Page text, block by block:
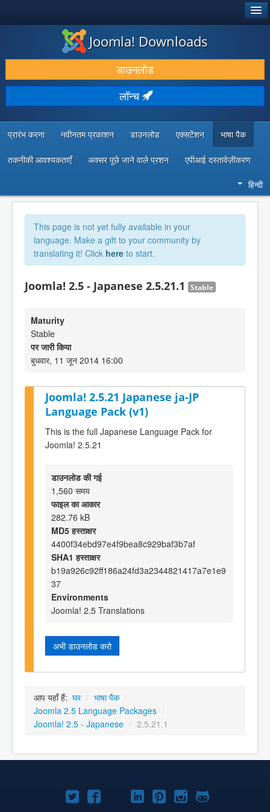
डाउनलोड करें और बढ़ाएं
खोजें और जानें
सामुदायिक समर्थन
डेवलपर संसाधन
Joomla! Downloads
डाउनलोड
लॉन्च
प्रारंभ करना नवीनतम प्रकाशन डाउनलोड एक्सटेंशन भाषा पैक
तकनीकी आवश्यकताएँ अक्सर पूछे जाने वाले प्रशन एपीआई दस्तावेज़ीकरण
हिन्दी
This page is not yet fully available in your
language. Make a gift to your community by
translating it! Click here to start.
Joomla! 2.5 - Japanese 2.5.21.1 Stable
Maturity
Stable
पर जारी किया
बुधवार, 11 जून 2014 16:00
Joomla! 2.5.21 Japanese ja-JP
Language Pack (v1)
This is the full Japanese Language Pack for
Joomla! 2.5.21
डाउनलोड की गई
1,560 समय
फाइल का आकार
282.76 kB
MD5 हस्ताक्षर
4400f34ebd97e4f9bea8c929baf3b7af
SHA1 हस्ताक्षर
b19a926c92ff186a24fd3a2344821417a7e1e9
37
Environments
Joomla! 2.5 Translations
अभी डाउनलोड करो
आप यहाँ हैं: घर / भाषा पैक /
Joomla 2.5 Language Packages /
Joomla! 2.5 - Japanese / 2.5.21.1
Joomla!Joomla!Joomla!
Joomla!Joomla!
Joomla!Joomla!